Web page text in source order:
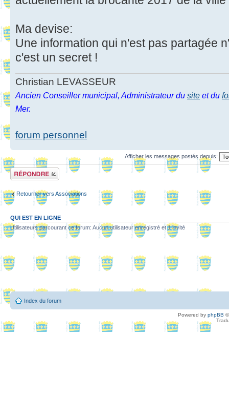
Ma devise:
Une information qui n'est pas partagée
c'est un secret !
Christian LEVASSEUR
Ancien Conseiller municipal, Administrateur du site et du
Mer.
forum personnel
Afficher les messages postés depuis:
Répondre
Retourner vers Associations
QUI EST EN LIGNE
Utilisateurs parcourant ce forum: Aucun utilisateur enregistré et 1 invité
Index du forum
Powered by phpBB